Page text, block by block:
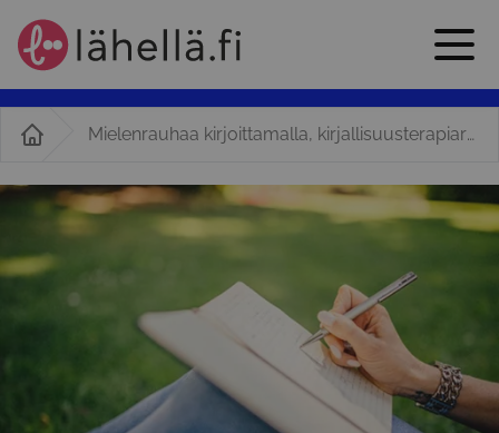
Mielenrauhaa kirjoittamalla, kirjallisuusterapiaryhmä aikuisille